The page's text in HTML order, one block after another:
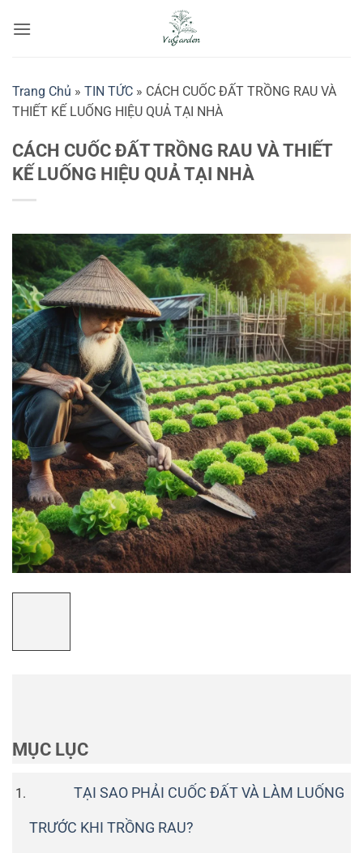
qua
Trang Chủ » TIN TỨC » CÁCH CUỐC ĐẤT TRỒNG RAU VÀ
THIẾT KẾ LUỐNG HIỆU QUẢ TẠI NHÀ
CÁCH CUỐC ĐẤT TRỒNG RAU VÀ THIẾT
KẾ LUỐNG HIỆU QUẢ TẠI NHÀ
MỤC LỤC
TẠI SAO PHẢI CUỐC ĐẤT VÀ LÀM LUỐNG
TRƯỚC KHI TRỒNG RAU?